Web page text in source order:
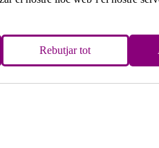
Rebutjar tot